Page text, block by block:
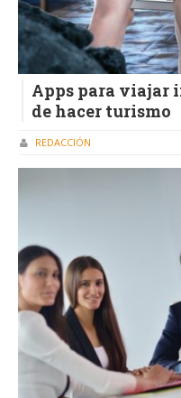
Apps para viajar
de hacer turismo
REDACCIÓN